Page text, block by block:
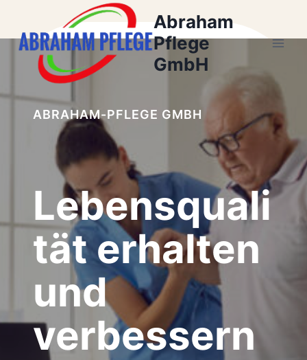
springen
Abraham
Pflege
GmbH
ABRAHAM-PFLEGE GMBH
Lebensquali
tät erhalten
und
verbessern